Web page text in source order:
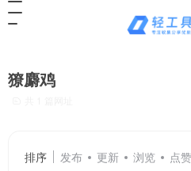
獠麝鸡
排序 发布 更新 浏览 点赞